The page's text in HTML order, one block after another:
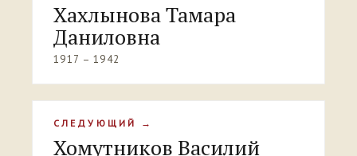
Хахлынова Тамара
Даниловна
1917 – 1942
СЛЕДУЮЩИЙ →
Хомутников Василий